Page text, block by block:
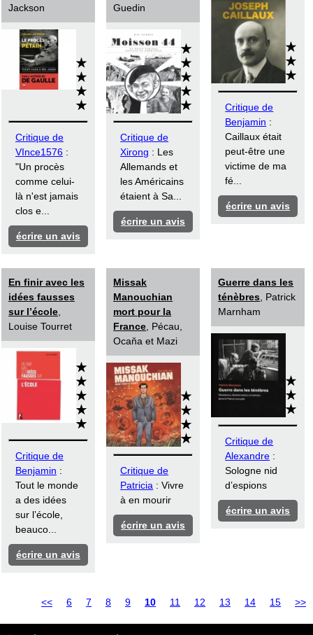
Jackson
Critique de
VInce1576 :
"Un procès
comme celui-
là n'est jamais
clos e...
écrire un avis
Guedin
Critique de
Xirong : Les
Allemands et
les Américains
étaient à Sa...
écrire un avis
Critique de
Benjamin :
Caillaux était
peut-être une
victime de ma
fé...
écrire un avis
En finir avec les
idées fausses
sur l’école
Louise Tourret
Critique de
Benjamin :
Tout le monde
a des idées
sur l’école,
beauco...
écrire un avis
Missak
Manouchian
mort pour la
France , Pécau,
Ocaňa et Mazi
Critique de
Patricia : Vivre
à en mourir
écrire un avis
Guerre dans les
ténèbres , Patrick
Marnham
Critique de
Alexandre :
Sologne nid
d’espions
écrire un avis
<< 6 7 8 9 10 11 12 13 14 15 >>